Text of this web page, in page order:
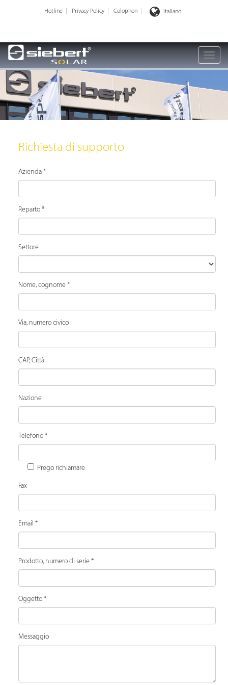
Hotline Privacy Policy Colophon italiano
Richiesta di supporto
Azienda *
Reparto *
Settore
Nome, cognome *
Via, numero civico
CAP, Città
Nazione
Telefono *
Prego richiamare
Fax
Email *
Prodotto, numero di serie *
Oggetto *
Messaggio